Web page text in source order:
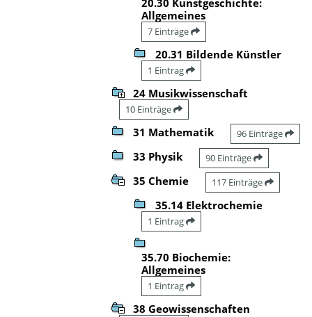
Allgemeines
7 Einträge
20.31 Bildende Künstler
1 Eintrag
24 Musikwissenschaft
10 Einträge
31 Mathematik 96 Einträge
33 Physik 90 Einträge
35 Chemie 117 Einträge
35.14 Elektrochemie
1 Eintrag
35.70 Biochemie:
Allgemeines
1 Eintrag
38 Geowissenschaften